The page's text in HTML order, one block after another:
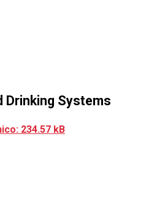
Drinking Systems
234.57 kB